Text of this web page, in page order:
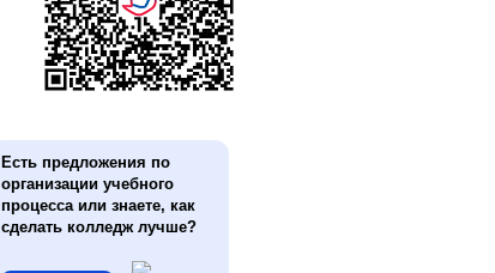
Есть предложения по
организации учебного
процесса или знаете, как
сделать колледж лучше?